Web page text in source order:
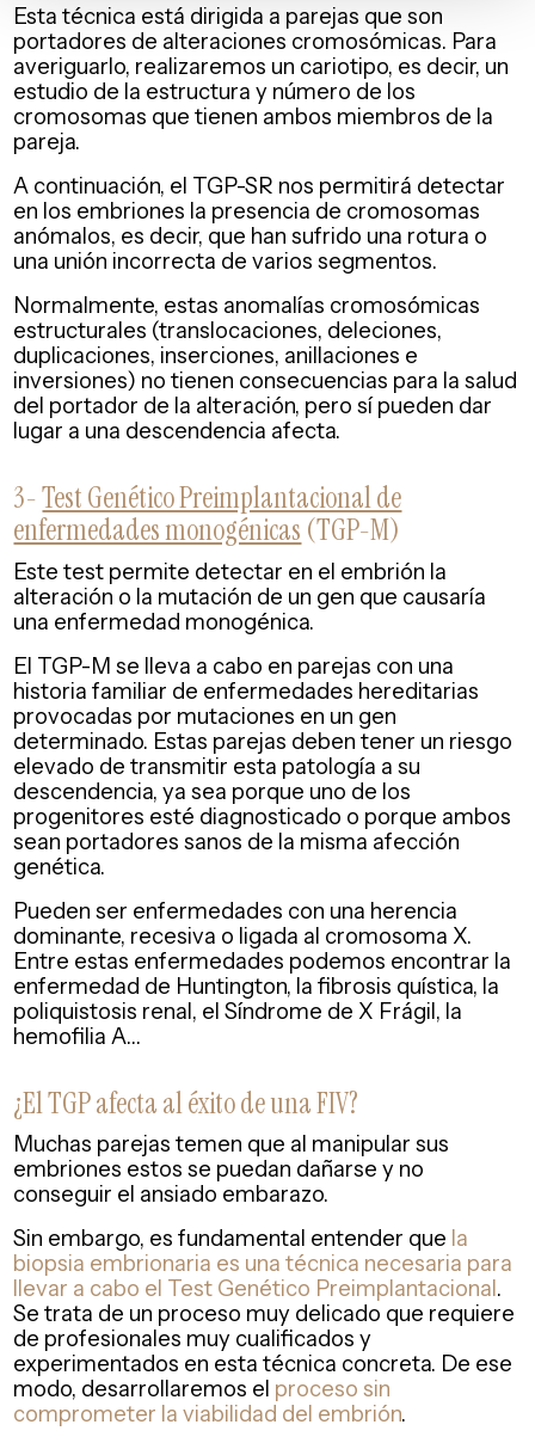
Esta técnica está dirigida a parejas que son
portadores de alteraciones cromosómicas. Para
averiguarlo, realizaremos un cariotipo, es decir, un
estudio de la estructura y número de los
cromosomas que tienen ambos miembros de la
pareja.
A continuación, el TGP-SR nos permitirá detectar
en los embriones la presencia de cromosomas
anómalos, es decir, que han sufrido una rotura o
una unión incorrecta de varios segmentos.
Normalmente, estas anomalías cromosómicas
estructurales (translocaciones, deleciones,
duplicaciones, inserciones, anillaciones e
inversiones) no tienen consecuencias para la salud
del portador de la alteración, pero sí pueden dar
lugar a una descendencia afecta.
3-Test Genético Preimplantacional de
enfermedades monogénicas (TGP-M)
Este test permite detectar en el embrión la
alteración o la mutación de un gen que causaría
una enfermedad monogénica.
El TGP-M se lleva a cabo en parejas con una
historia familiar de enfermedades hereditarias
provocadas por mutaciones en un gen
determinado. Estas parejas deben tener un riesgo
elevado de transmitir esta patología a su
descendencia, ya sea porque uno de los
progenitores esté diagnosticado o porque ambos
sean portadores sanos de la misma afección
genética.
Pueden ser enfermedades con una herencia
dominante, recesiva o ligada al cromosoma X.
Entre estas enfermedades podemos encontrar la
enfermedad de Huntington, la fibrosis quística, la
poliquistosis renal, el Síndrome de X Frágil, la
hemofilia A…
¿El TGP afecta al éxito de una FIV?
Muchas parejas temen que al manipular sus
embriones estos se puedan dañarse y no
conseguir el ansiado embarazo.
Sin embargo, es fundamental entender que la
biopsia embrionaria es una técnica necesaria para
llevar a cabo el Test Genético Preimplantacional.
Se trata de un proceso muy delicado que requiere
de profesionales muy cualificados y
experimentados en esta técnica concreta. De ese
modo, desarrollaremos el proceso sin
comprometer la viabilidad del embrión.